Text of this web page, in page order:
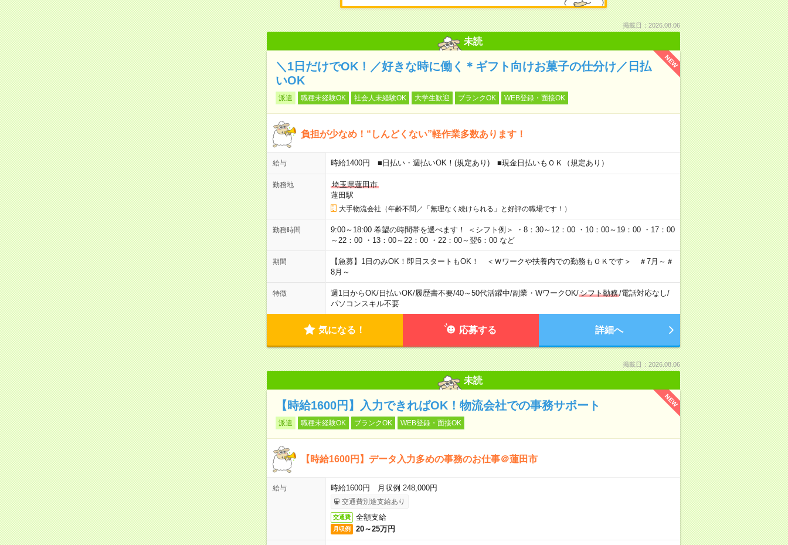
掲載日：2026.08.06
未読
NEW
＼1日だけでOK！／好きな時に働く＊ギフト向けお菓子の仕分け／日払
いOK
派遣 職種未経験OK 社会人未経験OK 大学生歓迎 ブランクOK WEB登録・面接OK
負担が少なめ！“しんどくない”軽作業多数あります！
給与 時給1400円 ■日払い・週払いOK！(規定あり) ■現金日払いもＯＫ（規定あり）
勤務地
埼玉県蓮田市
蓮田駅
大手物流会社（年齢不問／「無理なく続けられる」と好評の職場です！）
勤務時間
9:00～18:00 希望の時間帯を選べます！ ＜シフト例＞ ・8：30～12：00 ・10：00～19：00 ・17：00
～22：00 ・13：00～22：00 ・22：00～翌6：00 など
期間
【急募】1日のみOK！即日スタートもOK！ ＜Ｗワークや扶養内での勤務もＯＫです＞ ＃7月～＃
8月～
特徴 週1日からOK/日払いOK/履歴書不要/40～50代活躍中/副業・WワークOK/シフト勤務/電話対応なし/
パソコンスキル不要
気になる！ 応募する 詳細へ
掲載日：2026.08.06
未読
NEW
【時給1600円】入力できればOK！物流会社での事務サポート
派遣 職種未経験OK ブランクOK WEB登録・面接OK
【時給1600円】データ入力多めの事務のお仕事＠蓮田市
給与 時給1600円 月収例 248,000円
交通費別途支給あり
交通費 全額支給
月収例 20～25万円